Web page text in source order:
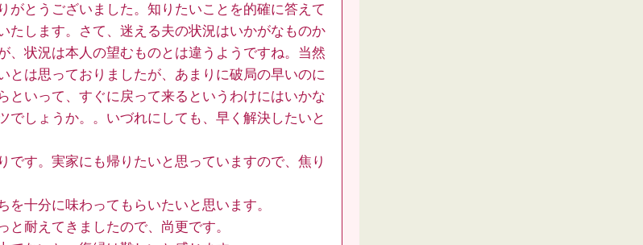
がとうございました。知りたいことを的確に答えて
たします。さて、迷える夫の状況はいかがなものか
、状況は本人の望むものとは違うようですね。当然
とは思っておりましたが、あまりに破局の早いのに
といって、すぐに戻って来るというわけにはいかな
でしょうか。。いづれにしても、早く解決したいと
です。実家にも帰りたいと思っていますので、焦り
を十分に味わってもらいたいと思います。
と耐えてきましたので、尚更です。